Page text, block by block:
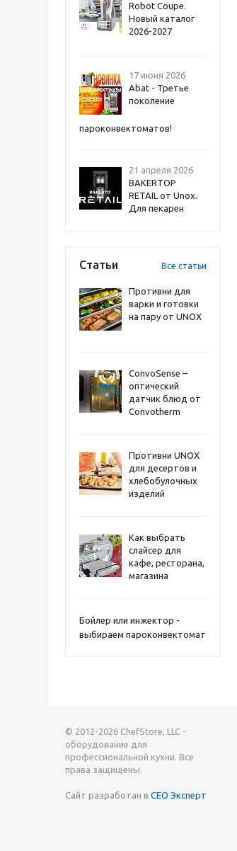
Robot Coupe.
Новый каталог
2026-2027
17 июня 2026
Abat - Третье
поколение
пароконвектоматов!
21 апреля 2026
BAKERTOP
RETAIL от Unox.
Для пекарен
Статьи Все статьи
Противни для
варки и готовки
на пару от UNOX
ConvoSense –
оптический
датчик блюд от
Convotherm
Противни UNOX
для десертов и
хлебобулочных
изделий
Как выбрать
слайсер для
кафе, ресторана,
магазина
Бойлер или инжектор -
выбираем пароконвектомат
© 2012-2026 ChefStore, LLC -
оборудование для
профессиональной кухни. Все
права защищены.
Сайт разработан в СЕО Эксперт